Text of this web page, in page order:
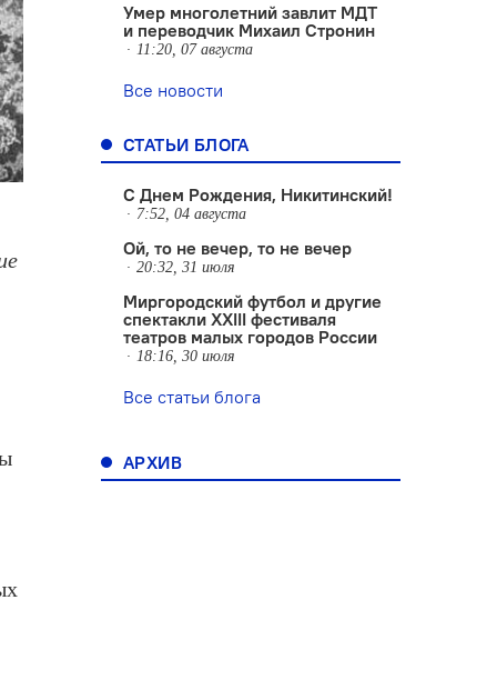
Умер многолетний завлит МДТ
и переводчик Михаил Стронин
11:20, 07 августа
Все новости
СТАТЬИ БЛОГА
С Днем Рождения, Никитинский!
7:52, 04 августа
Ой, то не вечер, то не вечер
20:32, 31 июля
Миргородский футбол и другие
спектакли XXIII фестиваля
театров малых городов России
18:16, 30 июля
Все статьи блога
АРХИВ